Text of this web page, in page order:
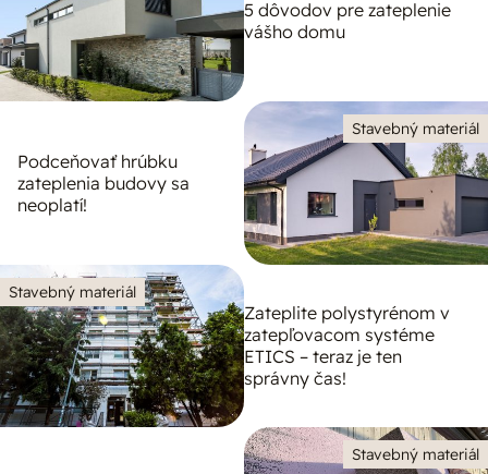
5 dôvodov pre zateplenie
vášho domu
Stavebný materiál
Podceňovať hrúbku
zateplenia budovy sa
neoplatí!
Stavebný materiál
Zateplite polystyrénom v
zatepľovacom systéme
ETICS – teraz je ten
správny čas!
Stavebný materiál